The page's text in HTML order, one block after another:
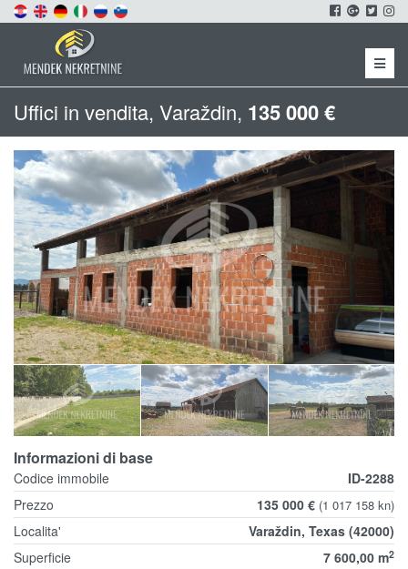
Menu
Uffici in vendita, Varaždin, 135 000 €
Informazioni di base
Codice immobile
ID-2288
Prezzo
135 000 € (1 017 158 kn)
Localita'
Varaždin, Texas (42000)
Superficie
7 600,00 m2